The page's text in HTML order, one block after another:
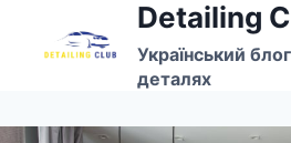
Detailing
Український
деталях